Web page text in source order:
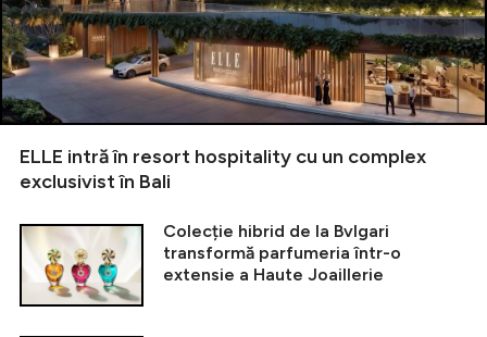
ELLE intră în resort hospitality cu un complex
exclusivist în Bali
Colecție hibrid de la Bvlgari
transformă parfumeria într-o
extensie a Haute Joaillerie